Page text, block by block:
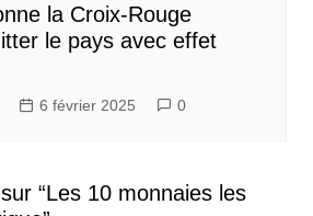
la Croix-Rouge
le pays avec effet
6 février 2025 0
“Les 10 monnaies les